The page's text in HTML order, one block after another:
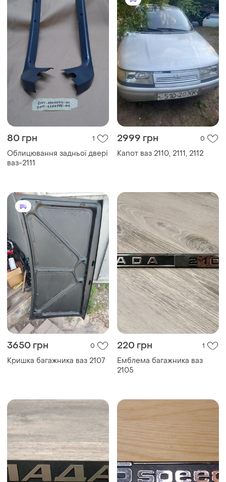
80 грн 1
Облицювання задньої двері
ваз-2111
2999 грн 0
Капот ваз 2110, 2111, 2112
3650 грн 0
Кришка багажника ваз 2107
220 грн 1
Емблема багажника ваз
2105